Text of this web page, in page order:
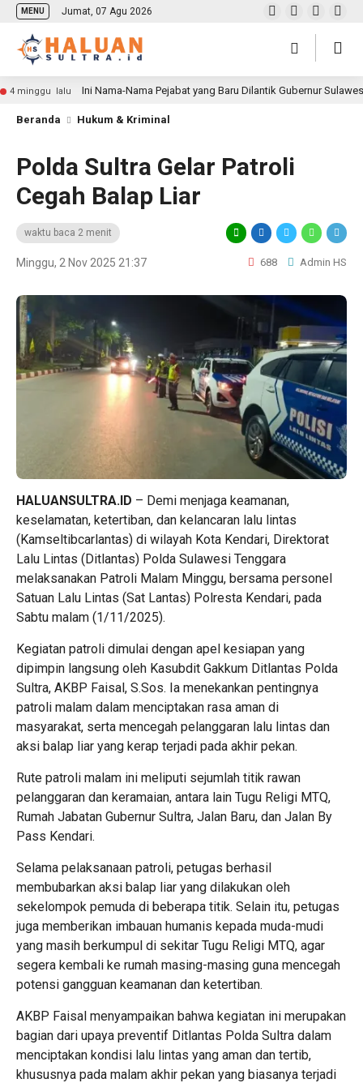
MENU Jumat, 07 Agu 2026
4 minggu lalu Ini Nama-Nama Pejabat yang Baru Dilantik Gubernur
Beranda Hukum & Kriminal
Polda Sultra Gelar Patroli
Cegah Balap Liar
waktu baca 2 menit
Minggu, 2 Nov 2025 21:37 688 Admin HS
HALUANSULTRA.ID – Demi menjaga keamanan,
keselamatan, ketertiban, dan kelancaran lalu lintas
(Kamseltibcarlantas) di wilayah Kota Kendari, Direktorat
Lalu Lintas (Ditlantas) Polda Sulawesi Tenggara
melaksanakan Patroli Malam Minggu, bersama personel
Satuan Lalu Lintas (Sat Lantas) Polresta Kendari, pada
Sabtu malam (1/11/2025).
Kegiatan patroli dimulai dengan apel kesiapan yang
dipimpin langsung oleh Kasubdit Gakkum Ditlantas Polda
Sultra, AKBP Faisal, S.Sos. Ia menekankan pentingnya
patroli malam dalam menciptakan rasa aman di
masyarakat, serta mencegah pelanggaran lalu lintas dan
aksi balap liar yang kerap terjadi pada akhir pekan.
Rute patroli malam ini meliputi sejumlah titik rawan
pelanggaran dan keramaian, antara lain Tugu Religi MTQ,
Rumah Jabatan Gubernur Sultra, Jalan Baru, dan Jalan By
Pass Kendari.
Selama pelaksanaan patroli, petugas berhasil
membubarkan aksi balap liar yang dilakukan oleh
sekelompok pemuda di beberapa titik. Selain itu, petugas
juga memberikan imbauan humanis kepada muda-mudi
yang masih berkumpul di sekitar Tugu Religi MTQ, agar
segera kembali ke rumah masing-masing guna mencegah
potensi gangguan keamanan dan ketertiban.
AKBP Faisal menyampaikan bahwa kegiatan ini merupakan
bagian dari upaya preventif Ditlantas Polda Sultra dalam
menciptakan kondisi lalu lintas yang aman dan tertib,
khususnya pada malam akhir pekan yang biasanya terjadi